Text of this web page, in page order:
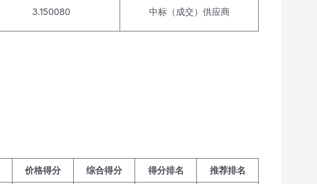
3.150080 中标（成交）供应商
价格得分 综合得分 得分排名 推荐排名